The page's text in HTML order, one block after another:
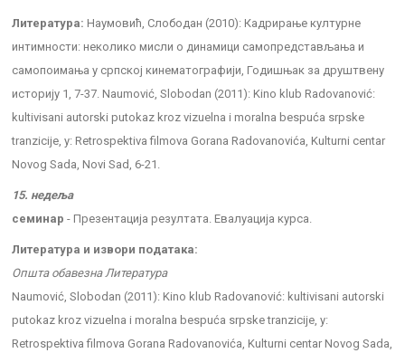
Литература: Наумовић, Слободан (2010): Кадрирање културне
интимности: неколико мисли о динамици самопредстављања и
самопоимања у српској кинематографији, Годишњак за друштвену
историју 1, 7-37. Naumović, Slobodan (2011): Kino klub Radovanović:
kultivisani autorski putokaz kroz vizuelna i moralna bespuća srpske
tranzicije, у: Retrospektiva filmova Gorana Radovanovića, Kulturni centar
Novog Sada, Novi Sad, 6-21.
15. недеља
семинар - Презентација резултата. Евалуација курса.
Литература и извори података:
Општа обавезна Литература
Naumović, Slobodan (2011): Kino klub Radovanović: kultivisani autorski
putokaz kroz vizuelna i moralna bespuća srpske tranzicije, у:
Retrospektiva filmova Gorana Radovanovića, Kulturni centar Novog Sada,